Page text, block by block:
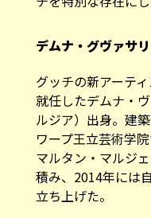
就任したデムナ・
ルジア）出身。建
ワープ王立芸術学
マルタン・マルジ
積み、2014年には
立ち上げた。